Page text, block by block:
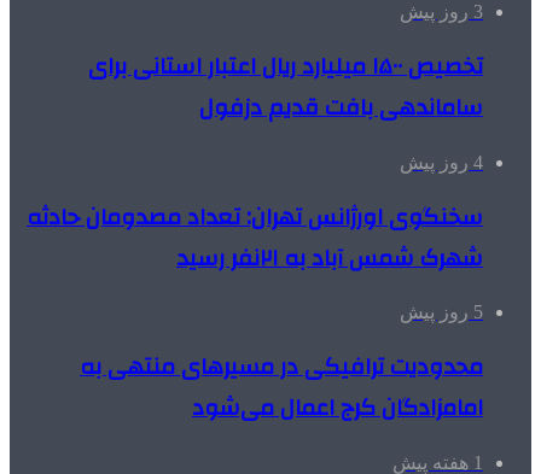
3 روز پیش
تخصیص ۱۵۰۰ میلیارد ریال اعتبار استانی برای
ساماندهی بافت قدیم دزفول
4 روز پیش
سخنگوی اورژانس تهران: تعداد مصدومان حادثه
شهرک شمس آباد به ۲۱نفر رسید
5 روز پیش
محدودیت ترافیکی در مسیرهای منتهی به
امامزادگان کرج اعمال می‌شود
1 هفته پیش